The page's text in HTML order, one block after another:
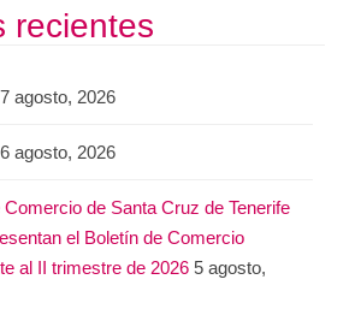
recientes
7 agosto, 2026
6 agosto, 2026
de Santa Cruz de Tenerife
el Boletín de Comercio
al II trimestre de 2026 5 agosto,